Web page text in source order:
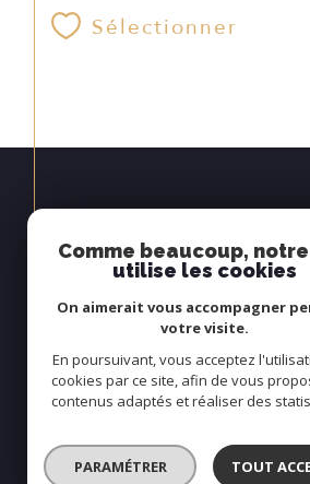
Sélectionner
Comme beaucoup,
utilise les cookies
On aimerait vous accompagner
votre visite.
En poursuivant, vous acceptez
cookies par ce site, afin de vous
contenus adaptés et réaliser des
PARAMÉTRER TOUT